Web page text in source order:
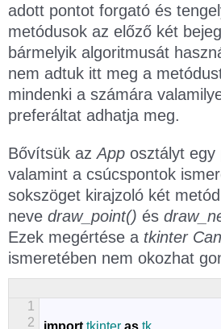
adott pontot forgató és
metódusok az előző két
bármelyik algoritmusát
nem adtuk itt meg a
mindenki a számára
preferáltat adhatja meg.
Bővítsük azApp osztályt egy
valamint a csúcspontok
sokszöget kirajzoló két
neve draw_point() és
Ezek megértése a tkinter
ismeretében nem okozhat
1
2
import tkinter as tk